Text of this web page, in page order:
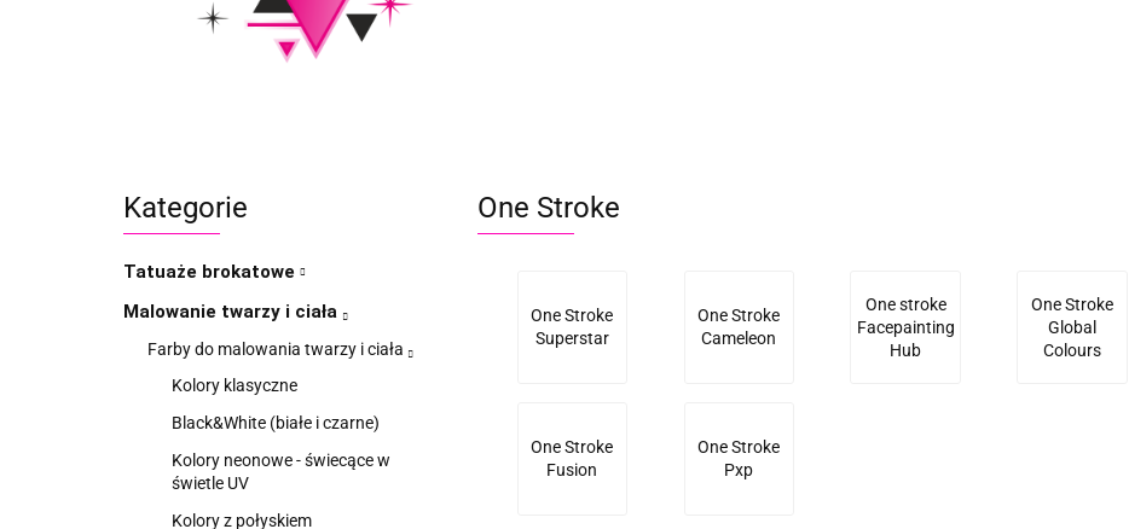
Kategorie
Tatuaże brokatowe
Malowanie twarzy i ciała
Farby do malowania twarzy i ciała
Kolory klasyczne
Black&White (białe i czarne)
Kolory neonowe - świecące w
świetle UV
Kolory z połyskiem
One Stroke
One Stroke
Superstar
One Stroke
Cameleon
One stroke
Facepainting
Hub
One Stroke
Global
Colours
One Stroke
Fusion
One Stroke
Pxp